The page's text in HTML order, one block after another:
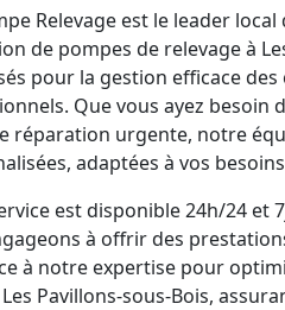
Relevage est le leader
de pompes de relevage à
pour la gestion efficace
Que vous ayez
réparation urgente, notre
adaptées à vos
est disponible 24h/24 et
à offrir des
à notre expertise pour
Les Pavillons-sous-Bois,